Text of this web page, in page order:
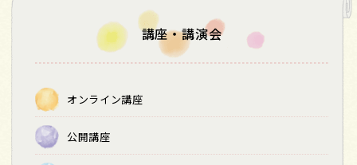
講座・講演会
オンライン講座
公開講座